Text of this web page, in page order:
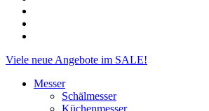
Close
Viele neue Angebote im SALE!
Messer
Schälmesser